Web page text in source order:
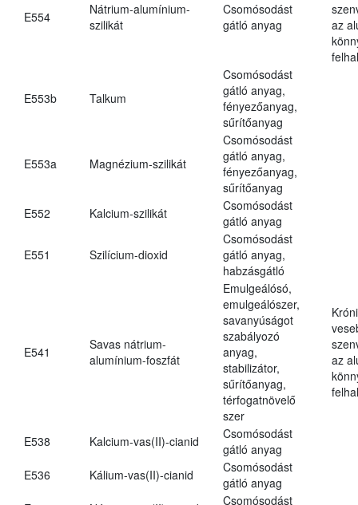
E554
Nátrium-alumínium-
szilikát
Csomósodást
gátló anyag
az
E553b Talkum
Csomósodást
gátló anyag,
fényezőanyag,
sűrítőanyag
E553a Magnézium-szilikát
Csomósodást
gátló anyag,
fényezőanyag,
sűrítőanyag
E552
Kalcium-szilikát
Csomósodást
gátló anyag
E551 Szilícium-dioxid
Csomósodást
gátló anyag,
habzásgátló
E541
Savas nátrium-
alumínium-foszfát
Emulgeálósó,
emulgeálószer,
savanyúságot
szabályozó
anyag,
stabilizátor,
sűrítőanyag,
térfogatnövelő
szer
az
E538 Kalcium-vas(II)-cianid
Csomósodást
gátló anyag
E536
Kálium-vas(II)-cianid
Csomósodást
gátló anyag
Csomósodást